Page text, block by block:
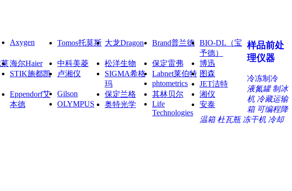
Axygen Tomos托莫斯 大龙Dragon Brand普兰德 BIO-DL（宝
予德）
海尔Haier 中科美菱 松洋生物 保定雷弗
博迅
STIK施都凯
卢湘仪
SIGMA希格
玛
Labnet莱伯特 图森
phtometrics
JET洁特
Eppendorf艾
本德
Gilson 保定兰格 其林贝尔
湘仪
OLYMPUS
奥特光学
Life
Technologies
安泰
样品前处
理仪器
冷冻制冷
液氮罐 制冰
机 冷藏运输
箱 可编程降
温箱 杜瓦瓶 冻干机 冷却